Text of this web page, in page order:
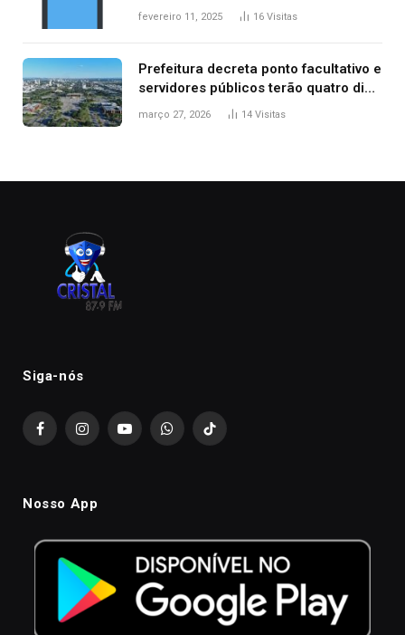
contra dois filhos, diz polícia
fevereiro 11, 2025 16 Visitas
Prefeitura decreta ponto facultativo e
servidores públicos terão quatro dias
de folga na Semana Santa
março 27, 2026 14 Visitas
Siga-nós
FacebookInstagramYouTubeWhatsAppTikTok
Nosso App